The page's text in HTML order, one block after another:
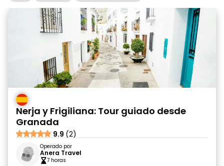
Nerja y Frigiliana: Tour guiado desde
Granada
9.9 (2)
Operado por
Anera Travel
7 horas